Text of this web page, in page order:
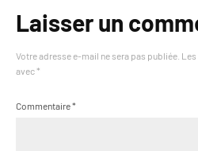
Laisser un
Votre adresse e-mail ne sera pas publiée.
avec *
Commentaire*